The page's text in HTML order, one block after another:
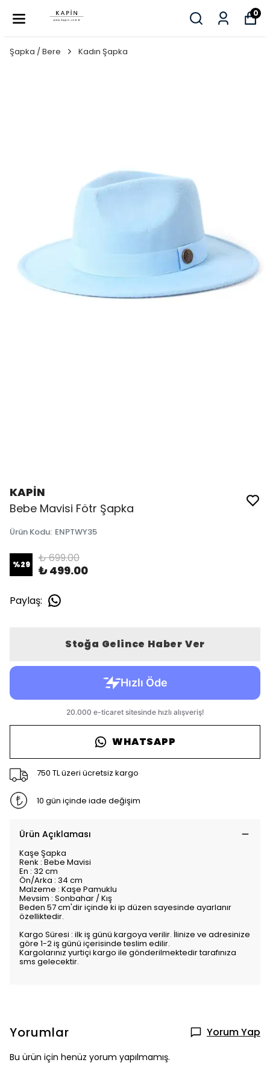
0
Şapka / Bere Kadın Şapka
KAPİN
Bebe Mavisi Fötr Şapka
Ürün Kodu: ENPTWY35
%29 ₺ 699.00
₺ 499.00
Paylaş:
Stoğa Gelince Haber Ver
WHATSAPP
750 TL üzeri ücretsiz kargo
10 gün içinde iade değişim
Ürün Açıklaması
Kaşe Şapka
Renk : Bebe Mavisi
En : 32 cm
Ön/Arka : 34 cm
Malzeme : Kaşe Pamuklu
Mevsim : Sonbahar / Kış
Beden 57 cm'dir içinde ki ip düzen sayesinde ayarlanır
özelliktedir.
Kargo Süresi : ilk iş günü kargoya verilir. İlinize ve adresinize
göre 1-2 iş günü içerisinde teslim edilir.
Kargolarınız yurtiçi kargo ile gönderilmektedir tarafınıza
sms gelecektir.
Yorumlar Yorum Yap
Bu ürün için henüz yorum yapılmamış.